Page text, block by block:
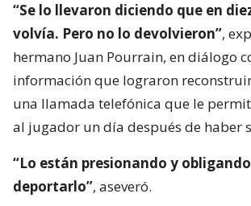
“Se lo llevaron diciendo que en
volvía. Pero no lo devolvieron”,
hermano Juan Pourrain, en diálogo
información que lograron
una llamada telefónica que le
al jugador un día después de haber
“Lo están presionando y
deportarlo”, aseveró.